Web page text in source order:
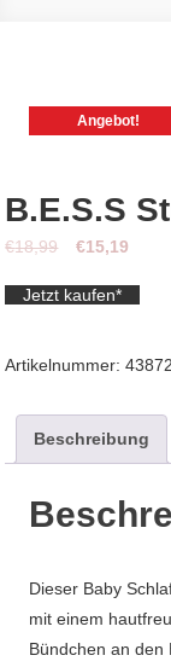
Angebot!
B.e.s.s
€18,99
war:
€15,19
ist:
Jetzt kaufen*
Artikelnummer:
Beschreibung
Dieser Baby
mit einem
Bündchen an den